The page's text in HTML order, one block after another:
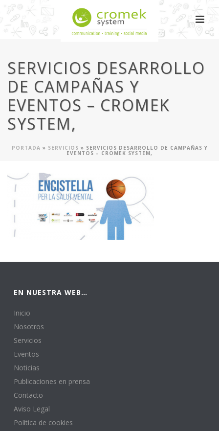
SERVICIOS DESARROLLO
DE CAMPAÑAS Y
EVENTOS – CROMEK
SYSTEM,
PORTADA » SERVICIOS » SERVICIOS DESARROLLO DE CAMPAÑAS Y
EVENTOS – CROMEK SYSTEM,
EN NUESTRA WEB…
Inicio
Nosotros
Servicios
Eventos
Noticias
Publicaciones en prensa
Contacto
Aviso Legal
Política de cookies